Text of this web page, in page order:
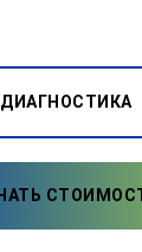
ДИАГНОСТИКА